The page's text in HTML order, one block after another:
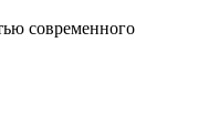
современного